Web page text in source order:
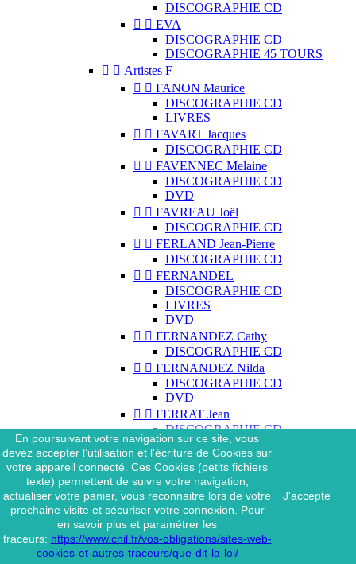
DISCOGRAPHIE CD
  EVA
DISCOGRAPHIE CD
DISCOGRAPHIE 45 TOURS
  Artistes F
  FANON Maurice
DISCOGRAPHIE CD
LIVRES
  FAVART Jacques
DISCOGRAPHIE CD
  FAVENNEC Melaine
DISCOGRAPHIE CD
DVD
  FAVREAU Joël
DISCOGRAPHIE CD
  FERLAND Jean-Pierre
DISCOGRAPHIE CD
  FERNANDEL
DISCOGRAPHIE CD
LIVRES
DVD
  FERNANDEZ Cathy
DISCOGRAPHIE CD
  FERNANDEZ Nilda
DISCOGRAPHIE CD
DVD
  FERRAT Jean
DISCOGRAPHIE CD
DISCOGRAPHIE 45 TOURS
DISCOGRAPHIE 33 TOURS
DVD
MAGAZINE
  FERRAT Jean & SES
INTERPRÈTES
DISCOGRAPHIE CD
  FERRÉ Léo
En poursuivant votre navigation sur ce site, vous
devez accepter l’utilisation et l'écriture de Cookies sur
votre appareil connecté. Ces Cookies (petits fichiers
texte) permettent de suivre votre navigation,
actualiser votre panier, vous reconnaitre lors de votre
prochaine visite et sécuriser votre connexion. Pour
en savoir plus et paramétrer les
traceurs: https://www.cnil.fr/vos-obligations/sites-web-
cookies-et-autres-traceurs/que-dit-la-loi/
J'accepte